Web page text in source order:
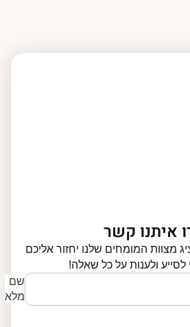
איתנו קשר
מצוות המומחים שלנו יחזור אליכם
ולענות על כל שאלה!
שם
מלא